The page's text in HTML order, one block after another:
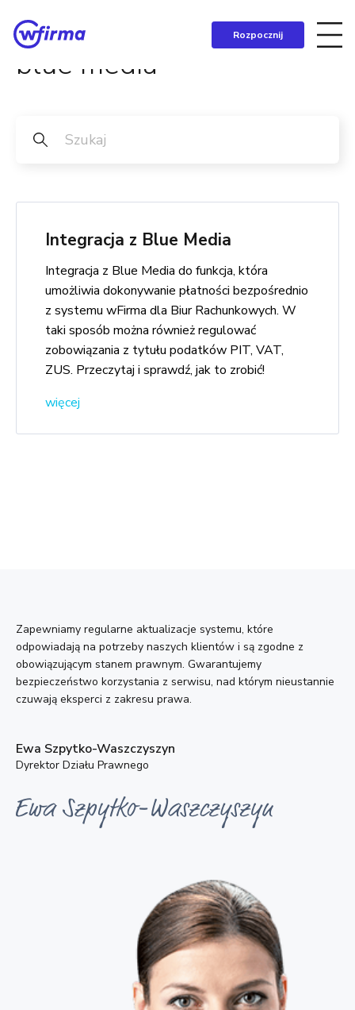
Rozpocznij
blue media
Integracja z Blue Media
Integracja z Blue Media do funkcja, która
umożliwia dokonywanie płatności bezpośrednio
z systemu wFirma dla Biur Rachunkowych. W
taki sposób można również regulować
zobowiązania z tytułu podatków PIT, VAT,
ZUS. Przeczytaj i sprawdź, jak to zrobić!
więcej
Zapewniamy regularne aktualizacje systemu, które
odpowiadają na potrzeby naszych klientów i są zgodne z
obowiązującym stanem prawnym. Gwarantujemy
bezpieczeństwo korzystania z serwisu, nad którym nieustannie
czuwają eksperci z zakresu prawa.
Ewa Szpytko-Waszczyszyn
Dyrektor Działu Prawnego